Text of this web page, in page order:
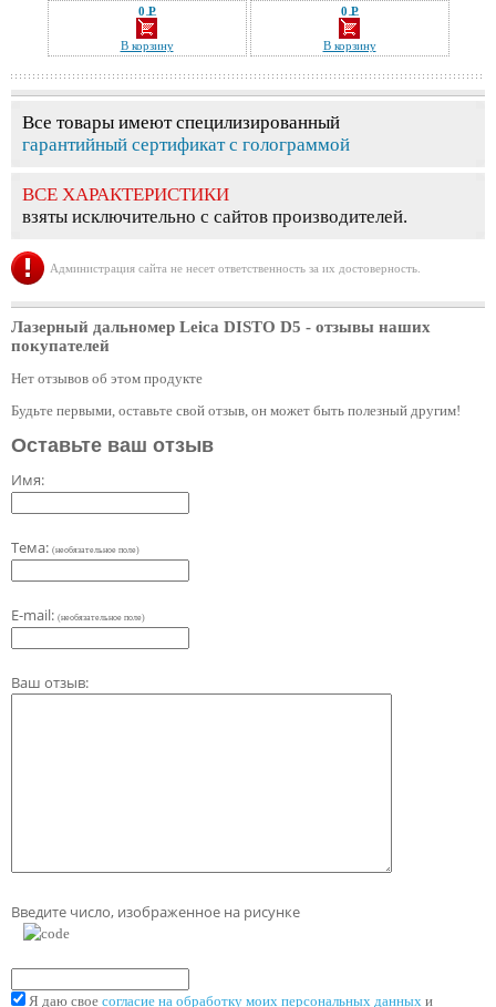
0 Р
—
В корзину
0 Р
—
В корзину
Все товары имеют специлизированный
гарантийный сертификат с голограммой
ВСЕ ХАРАКТЕРИСТИКИ
взяты исключительно с сайтов производителей.
Администрация сайта не несет ответственность за их достоверность.
Лазерный дальномер Leica DISTO D5 - отзывы наших
покупателей
Нет отзывов об этом продукте
Будьте первыми, оставьте свой отзыв, он может быть полезный другим!
Оставьте ваш отзыв
Имя:
Тема: (необязательное поле)
E-mail: (необязательное поле)
Ваш отзыв:
Введите число, изображенное на рисунке
Я даю свое согласие на обработку моих персональных данных и